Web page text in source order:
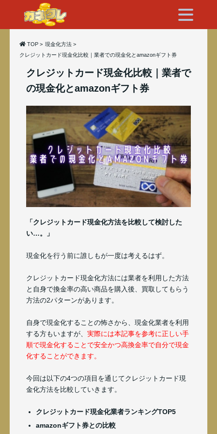
TOP> 現金化方法>
クレジットカード現金化比較｜業者での現金化とamazonギフト券
クレジットカード現金化比較｜業者で
の現金化とamazonギフト券
「クレジットカード現金化方法を比較して検討した
い…。」
現金化を行う前に誰しもが一度は考えるはず。
クレジットカード現金化方法には業者を利用した方法
と自身で換金率の高い商品を購入後、買取してもらう
方法の2パターンがあります。
自身で現金化することの怖さから、現金化業者を利用
する方もいますが、 実際には本記事を参考に正しい手
順で現金化することで安全かつ高換金率で自分で現金
化することができます。
今回は以下の4つの項目を通じてクレジットカード現
金化方法を比較していきます。
クレジットカード現金化業者ランキングTOP5
amazonギフト券との比較